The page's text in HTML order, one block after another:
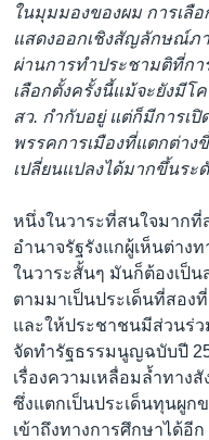
ในมุมมองของผม การเลื
แสดงออกเชิงสัญลักษณ์ภ
ผ่านการทำประชามติที่กา
เลือกตั้งครั้งนี้แม้จะยังมีโ
สว. กำกับอยู่ แต่ก็มีการเ
พรรคการเมืองที่แตกต่าง
เปลี่ยนแปลงได้มากขึ้นระ
หนึ่งในวาระที่สนใจมากที่
อำนาจรัฐรังแกผู้เห็นต่าง
ในวาระสั้นๆ มันก็ต้องเป็
ตามมาเป็นประเด็นที่สอ
และให้ประชาชนมีส่วนร่ว
จัดทำรัฐธรรมนูญฉบับปี
เรื่องความเหลื่อมล้ำทาง
ซึ่งแตกเป็นประเด็นทุนผูก
เข้าถึงทางการศึกษาได้อีก